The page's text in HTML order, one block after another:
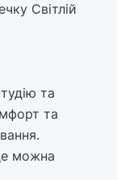
Світлій
та
та
можна